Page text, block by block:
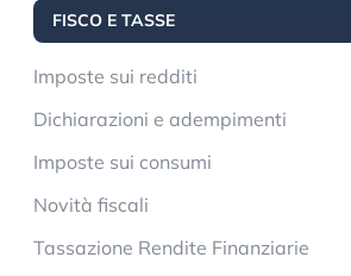
FISCO E TASSE
Imposte sui redditi
Dichiarazioni e adempimenti
Imposte sui consumi
Novità fiscali
Tassazione Rendite Finanziarie